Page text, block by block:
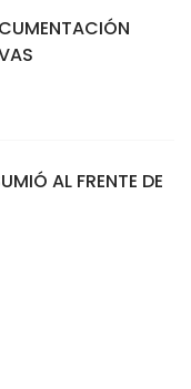
AL FRENTE DE